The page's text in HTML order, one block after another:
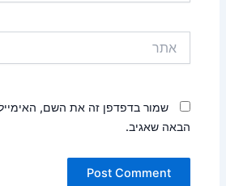
שמור בדפדפן זה את השם,
הבאה שאגיב.